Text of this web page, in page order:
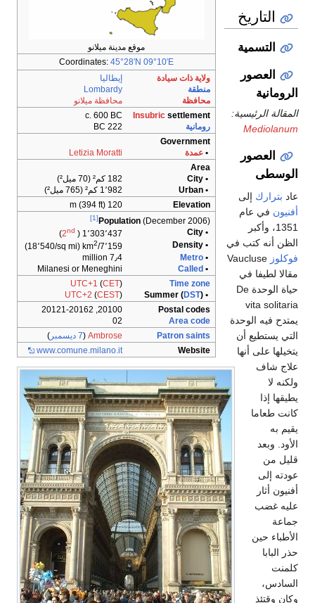
موقع مدينة ميلانو
Coordinates:
ولاية ذات سيادة
إيطاليا
منطقة
Lombardy
محافظة
محافظة ميلانو
Insubricsettlement
c. 600 BC
رومانية
222 BC
عمدة
Letizia Moratti
Area
1٬982 كم² (765 ميل²)
Elevation
120 m (394 ft)
Population
(December 2006)
[1]
1٬303٬437 (
7٬159/km 2
(18٬540/sq mi)
Metro
Called
Milanesi or Meneghini
Time zone
UTC+1(CET
DST
UTC+2(CEST
Postal codes
20100, 20121-20162
Area code
Patron saints
Ambrose
( 7 ديسمبر
Website
www.comune.milano.it